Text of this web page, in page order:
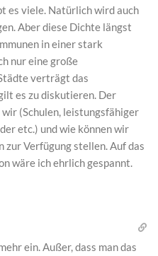
es viele. Natürlich wird auch
Aber diese Dichte längst
in einer stark
nur eine große
verträgt das
es zu diskutieren. Der
(Schulen, leistungsfähiger
etc.) und wie können wir
zur Verfügung stellen. Auf das
wäre ich ehrlich gespannt.
ein. Außer, dass man das